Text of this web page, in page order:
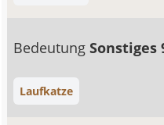
BedeutungSonstiges
Laufkatze